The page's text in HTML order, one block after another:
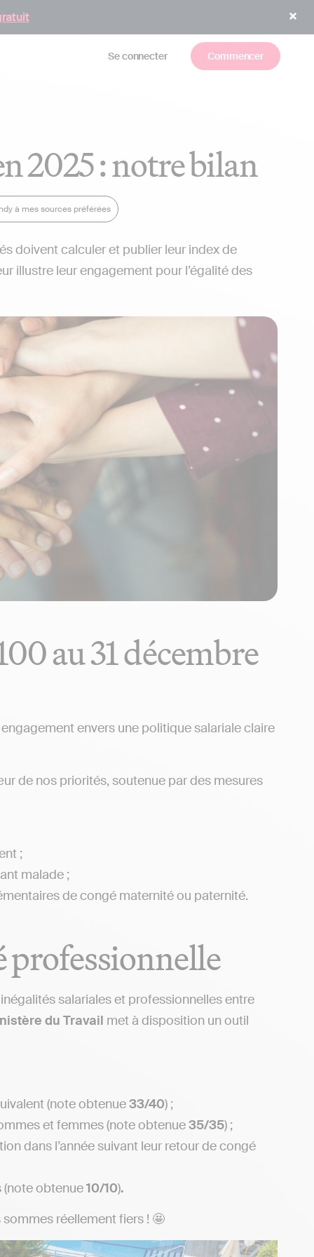
Se connecter Commencer
2025 : notre bilan
à mes sources préférées
doivent calculer et publier leur index de
illustre leur engagement pour l’égalité des
au 31 décembre
envers une politique salariale claire
de nos priorités, soutenue par des mesures
;
malade ;
de congé maternité ou paternité.
professionnelle
salariales et professionnelles entre
du Travail met à disposition un outil
(note obtenue33/40) ;
et femmes (note obtenue35/35) ;
dans l’année suivant leur retour de congé
(note obtenue10/10).
réellement fiers ! 🤩